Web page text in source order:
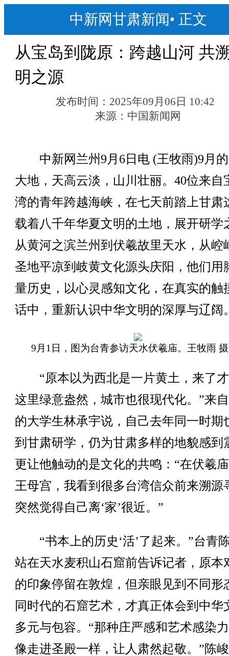
中新网甘肃新闻• 正文
从宝岛到陇原：跨越山河 共
明之源
发布时间： 2025年09月06日 10:42
来源： 中国新闻网
中新网兰州9月6日电 (王牧雨)9月
大地，天高云淡，山川壮丽。40位来自
湾的青年跨越海峡，在七天前踏上甘肃
载着八千年华夏文明的土地，展开研学
从黄河之滨兰州到伏羲故里天水，从崆
圣地平凉到岐黄文化源头庆阳，他们用
量历史，以心灵感知文化，在真实的触
话中，重新认识中华文明的深厚与辽阔
9月1日，图为台青参访天水伏羲庙。王牧雨 摄
“原本以为西北是一片黄土，来了
这里绿意盎然，城市也很现代化。”来
的大学生林承宇说，自己去年同一时期
到甘肃研学，仍为甘肃多样的地貌感到
更让他触动的是文化的共鸣：“在伏羲
王母宫，我看到很多台湾信众前来溯源
突然觉得自己离‘家’很近。”
“书本上的历史‘活’了起来。”台青
站在天水麦积山石窟前告诉记者，原本
的印象停留在敦煌，但亲眼见到不同形
同时代的石窟艺术，才真正体会到中华
多元与包容。“那种庄严感和艺术感染
像走进圣殿一样，让人肃然起敬。”陈